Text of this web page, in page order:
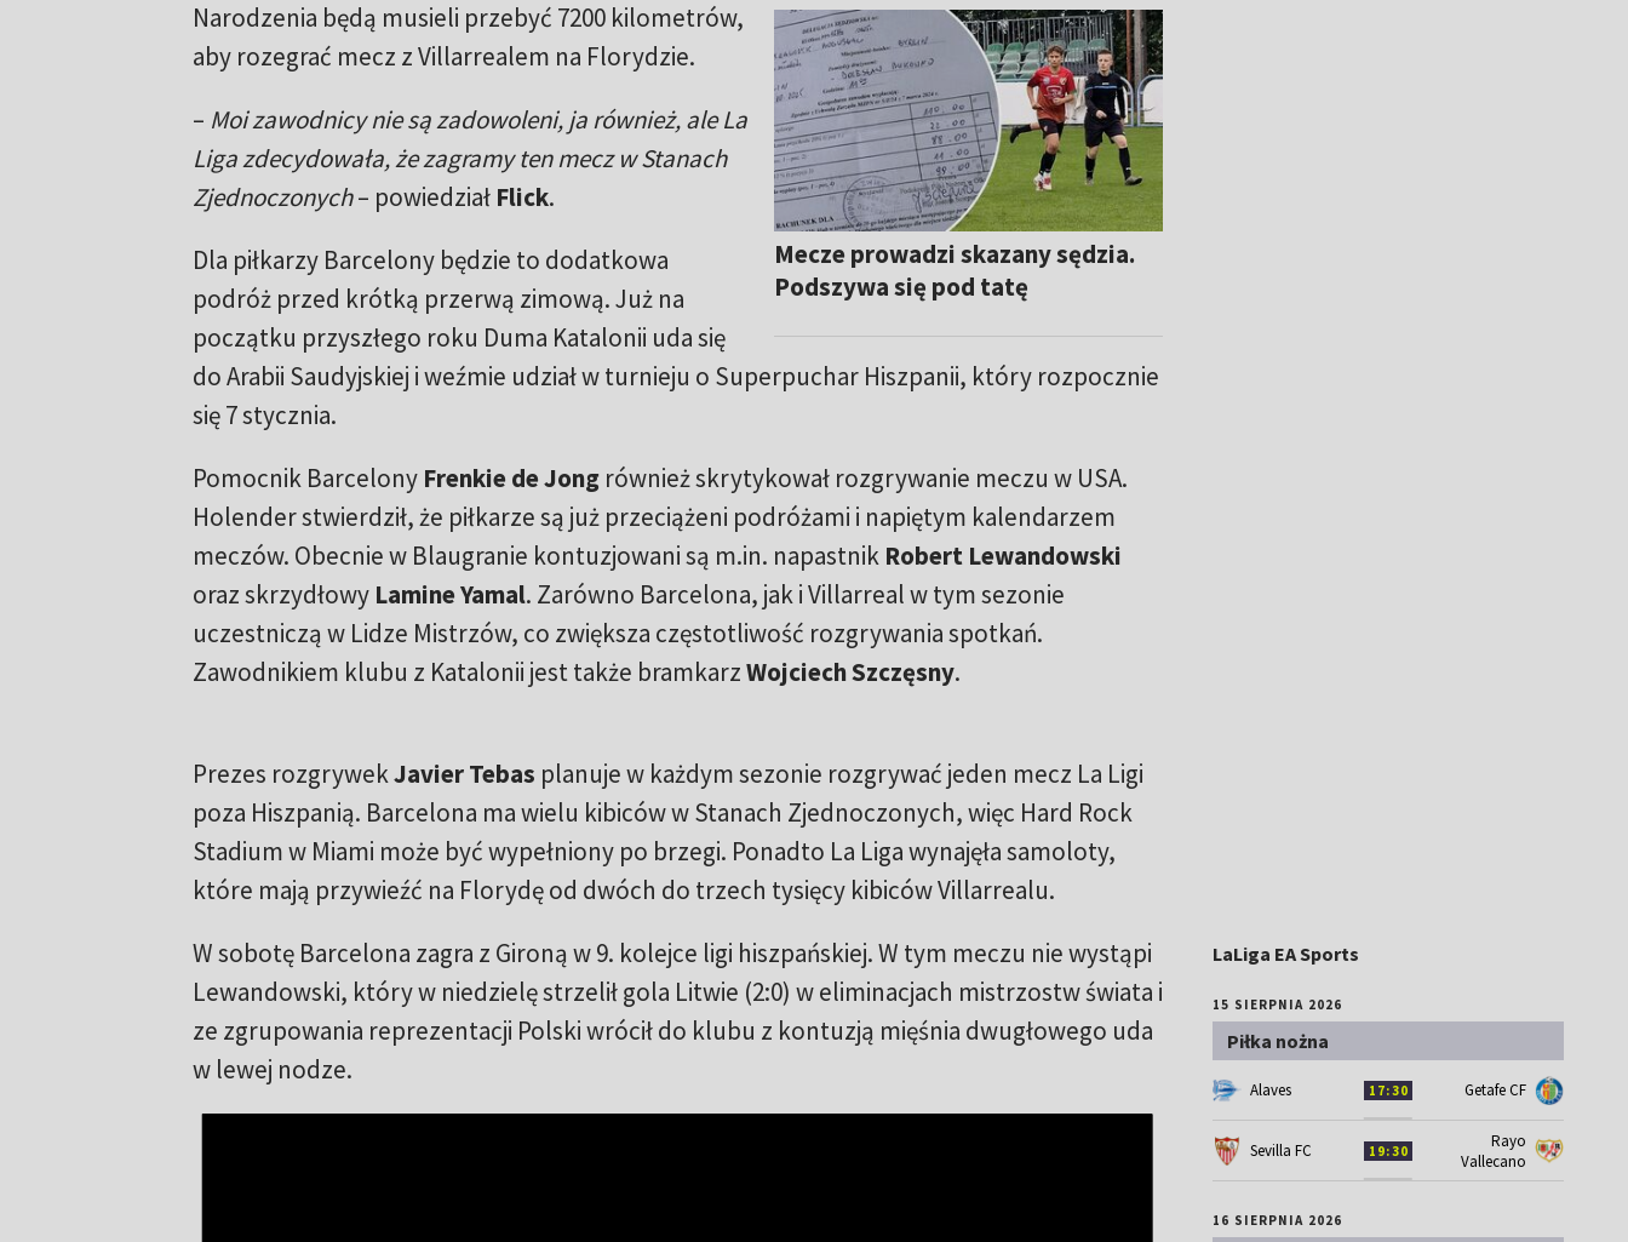
Mecze prowadzi skazany sędzia.
Podszywa się pod tatę
Narodzenia będą musieli przebyć 7200 kilometrów,
aby rozegrać mecz z Villarrealem na Florydzie.
– Moi zawodnicy nie są zadowoleni, ja również, ale La
Liga zdecydowała, że zagramy ten mecz w Stanach
Zjednoczonych– powiedział Flick.
Dla piłkarzy Barcelony będzie to dodatkowa
podróż przed krótką przerwą zimową. Już na
początku przyszłego roku Duma Katalonii uda się
do Arabii Saudyjskiej i weźmie udział w turnieju o Superpuchar Hiszpanii, który rozpocznie
się 7 stycznia.
Pomocnik Barcelony Frenkie de Jongrównież skrytykował rozgrywanie meczu w USA.
Holender stwierdził, że piłkarze są już przeciążeni podróżami i napiętym kalendarzem
meczów. Obecnie w Blaugranie kontuzjowani są m.in. napastnik Robert Lewandowski
oraz skrzydłowy Lamine Yamal. Zarówno Barcelona, jak i Villarreal w tym sezonie
uczestniczą w Lidze Mistrzów, co zwiększa częstotliwość rozgrywania spotkań.
Zawodnikiem klubu z Katalonii jest także bramkarzWojciech Szczęsny.
Prezes rozgrywekJavier Tebas planuje w każdym sezonie rozgrywać jeden mecz La Ligi
poza Hiszpanią. Barcelona ma wielu kibiców w Stanach Zjednoczonych, więc Hard Rock
Stadium w Miami może być wypełniony po brzegi. Ponadto La Liga wynajęła samoloty,
które mają przywieźć na Florydę od dwóch do trzech tysięcy kibiców Villarrealu.
W sobotę Barcelona zagra z Gironą w 9. kolejce ligi hiszpańskiej. W tym meczu nie wystąpi
Lewandowski, który w niedzielę strzelił gola Litwie (2:0) w eliminacjach mistrzostw świata i
ze zgrupowania reprezentacji Polski wrócił do klubu z kontuzją mięśnia dwugłowego uda
w lewej nodze.
LaLiga EA Sports
15 SIERPNIA 2026
Piłka nożna
Alaves 17:30 Getafe CF
Sevilla FC 19:30
Rayo
Vallecano
16 SIERPNIA 2026